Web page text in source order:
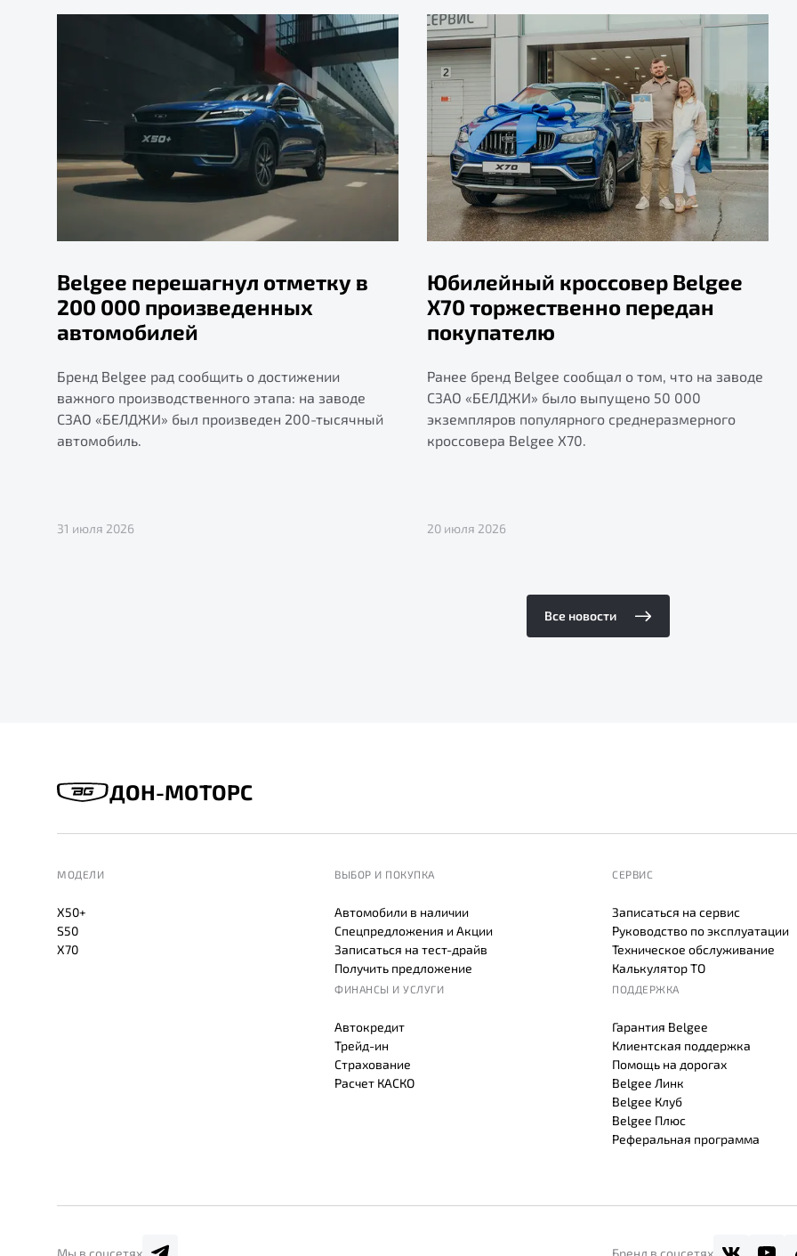
Belgee перешагнул отметку в
200 000 произведенных
автомобилей
Бренд Belgee рад сообщить о достижении
важного производственного этапа: на заводе
СЗАО «БЕЛДЖИ» был произведен 200-тысячный
автомобиль.
31 июля 2026
Юбилейный кроссовер Belgee
X70 торжественно передан
покупателю
Ранее бренд Belgee сообщал о том, что на заводе
СЗАО «БЕЛДЖИ» было выпущено 50 000
экземпляров популярного среднеразмерного
кроссовера Belgee X70.
20 июля 2026
Все новости
ДОН-МОТОРС
МОДЕЛИ
X50+
S50
X70
ВЫБОР И ПОКУПКА
Автомобили в наличии
Спецпредложения и Акции
Записаться на тест-драйв
Получить предложение
ФИНАНСЫ И УСЛУГИ
Автокредит
Трейд-ин
Страхование
Расчет КАСКО
СЕРВИС
Записаться на сервис
Руководство по эксплуатации
Техническое обслуживание
Калькулятор ТО
ПОДДЕРЖКА
Гарантия Belgee
Клиентская поддержка
Помощь на дорогах
Belgee Линк
Belgee Клуб
Belgee Плюс
Реферальная программа
Мы в соцсетях Бренд в соцсетях